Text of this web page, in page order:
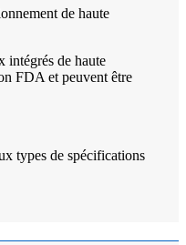
de haute
intégrés de haute
FDA et peuvent être
types de spécifications